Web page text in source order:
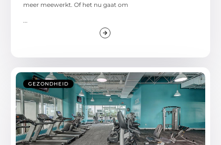
meer meewerkt. Of het nu gaat om
...
GEZONDHEID